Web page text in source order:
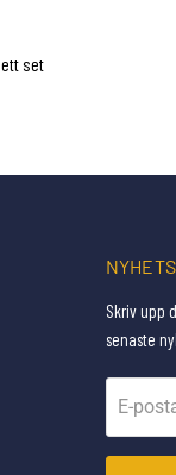
set
Skriv upp
senaste
E-